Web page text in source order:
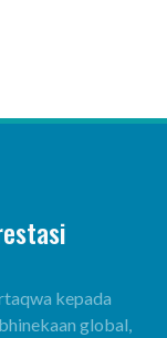
kepada
global,